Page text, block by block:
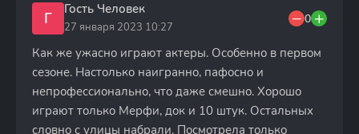
Г Гость Человек
27 января 2023 10:27
0
Как же ужасно играют актеры. Особенно в первом
сезоне. Настолько наигранно, пафосно и
непрофессионально, что даже смешно. Хорошо
играют только Мерфи, док и 10 штук. Остальных
словно с улицы набрали. Посмотрела только